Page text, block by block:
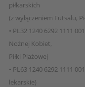
piłkarskich
(z wyłączeniem Futsalu,
• PL32 1240 6292 1111
Nożnej Kobiet,
Piłki Plażowej
• PL63 1240 6292 1111
lekarskie)